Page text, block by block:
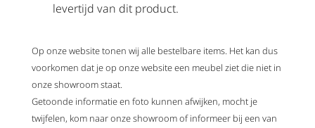
levertijd van dit product.
Op onze website tonen wij alle bestelbare items. Het kan dus
voorkomen dat je op onze website een meubel ziet die niet in
onze showroom staat.
Getoonde informatie en foto kunnen afwijken, mocht je
twijfelen, kom naar onze showroom of informeer bij een van